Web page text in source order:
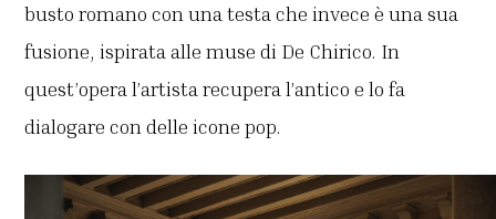
busto romano con una testa che invece è una sua
fusione, ispirata alle muse di De Chirico. In
quest’opera l’artista recupera l’antico e lo fa
dialogare con delle icone pop.